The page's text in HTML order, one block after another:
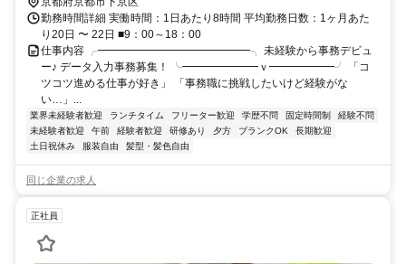
勤務時間詳細 実働時間：1日あたり8時間 平均勤務日数：1ヶ月あた
り20日 〜 22日 ■9：00～18：00
仕事内容 ╭━━━━━━━━━━━━━━╮ 未経験から事務デビュ
ー♪ データ入力事務募集！ ╰━━━━━━━ｖ━━━━━━╯ 「コ
ツコツ進める仕事が好き」 「事務職に挑戦したいけど経験がな
い…」...
業界未経験者歓迎 ランチタイム フリーター歓迎 学歴不問 固定時間制
経験不問
未経験者歓迎
午前 経験者歓迎 研修あり 夕方 ブランクOK
長期歓迎
土日祝休み
服装自由 髪型・髪色自由
同じ企業の求人
正社員